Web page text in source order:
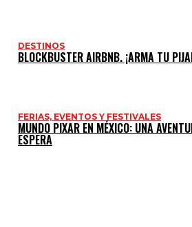
DESTINOS
BLOCKBUSTER AIRBNB. ¡ARMA TU
FERIAS, EVENTOS Y FESTIVALES
MUNDO PIXAR EN MÉXICO: UNA
ESPERA